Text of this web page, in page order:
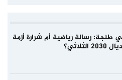
طنجة: رسالة رياضية أم شرارة أزمة